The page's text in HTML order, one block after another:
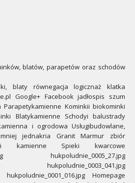
blatów, parapetów oraz schodów
blaty równegacja logicznaż klatka
Google+ Facebook jadłospis szum
Parapetykamienne Kominkii biokominki
Blatykamienne Schodyi balustrady
i ogrodowa Usługibudowlane,
jednakria Granit Marmur zbiór
kamienne Spieki kwarcowe
hukpoludnie_0005_27.jpg
hukpoludnie_0003_041.jpg
hukpoludnie_0001_016.jpg Homepage